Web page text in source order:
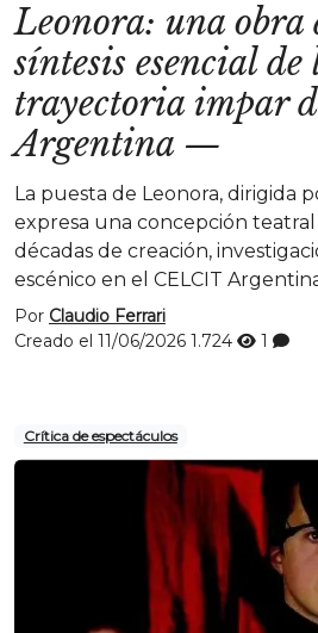
Leonora: una obra
síntesis esencial de
trayectoria impar
Argentina —
La puesta de Leonora, dirigida
expresa una concepción
décadas de creación,
escénico en el CELCIT
Por Claudio Ferrari
Creado el 11/06/2026 1.724 1
Crítica de espectáculos